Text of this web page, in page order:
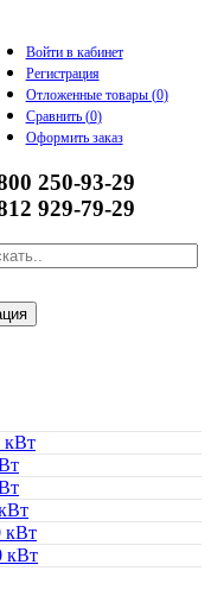
Войти в кабинет
Регистрация
Отложенные товары (0)
Сравнить (0)
Оформить заказ
250-93-29
929-79-29
кВт
кВт
кВт